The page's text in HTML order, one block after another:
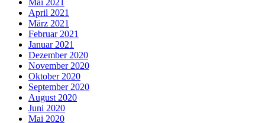
April 2021
März 2021
Februar 2021
Januar 2021
Dezember 2020
November 2020
Oktober 2020
September 2020
August 2020
Juni 2020
Mai 2020